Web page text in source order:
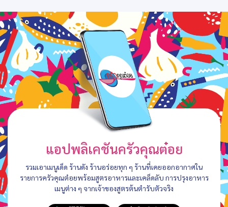
แอปพลิเคชันครัวคุณต๋อย
รวมเอาเมนูเด็ด ร้านดัง ร้านอร่อยทุก ๆ ร้านที่เคยออกอากาศใน
รายการครัวคุณต๋อยพร้อมสูตรอาหารและเคล็ดลับ การปรุงอาหาร
เมนูต่าง ๆ จากเจ้าของสูตรต้นตำรับตัวจริง